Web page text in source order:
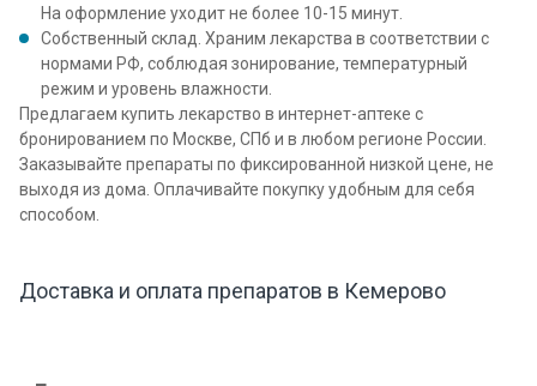
На оформление уходит не более 10-15 минут.
Собственный склад. Храним лекарства в соответствии с
нормами РФ, соблюдая зонирование, температурный
режим и уровень влажности.
Предлагаем купить лекарство в интернет-аптеке с
бронированием по Москве, СПб и в любом регионе России.
Заказывайте препараты по фиксированной низкой цене, не
выходя из дома. Оплачивайте покупку удобным для себя
способом.
Доставка и оплата препаратов в Кемерово